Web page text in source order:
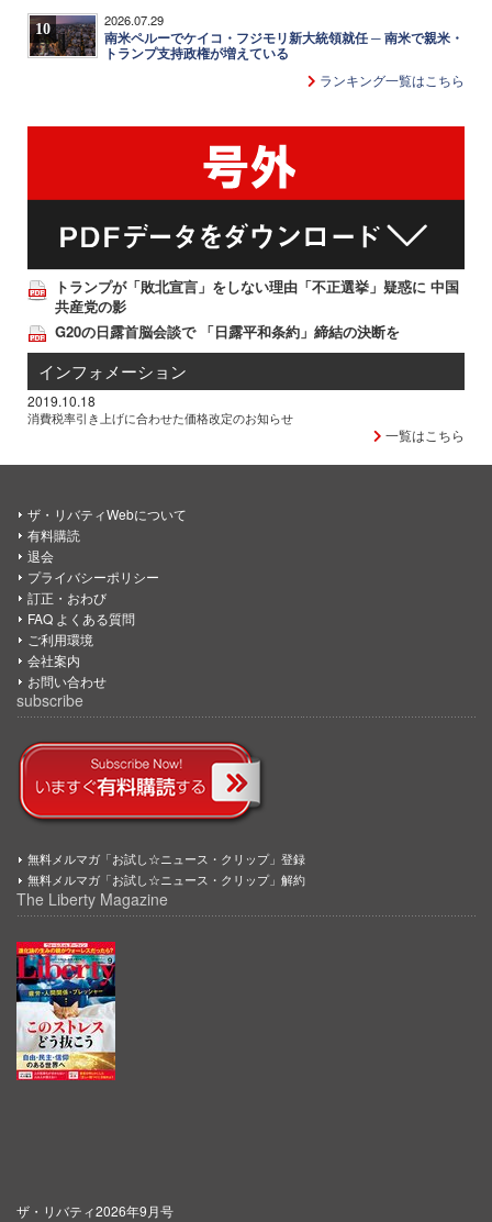
10 2026.07.29
南米ペルーでケイコ・フジモリ新大統領就任 ─ 南米で親米・
トランプ支持政権が増えている
ランキング一覧はこちら
トランプが「敗北宣言」をしない理由「不正選挙」疑惑に 中国
共産党の影
G20の日露首脳会談で 「日露平和条約」締結の決断を
インフォメーション
2019.10.18
消費税率引き上げに合わせた価格改定のお知らせ
一覧はこちら
ザ・リバティWebについて
有料購読
退会
プライバシーポリシー
訂正・おわび
FAQ よくある質問
ご利用環境
会社案内
お問い合わせ
subscribe
無料メルマガ「お試し☆ニュース・クリップ」登録
無料メルマガ「お試し☆ニュース・クリップ」解約
The Liberty Magazine
ザ・リバティ2026年9月号